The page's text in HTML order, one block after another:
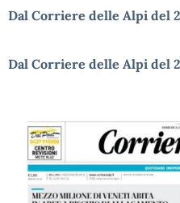
Dal Corriere delle Alpi del
Dal Corriere delle Alpi del